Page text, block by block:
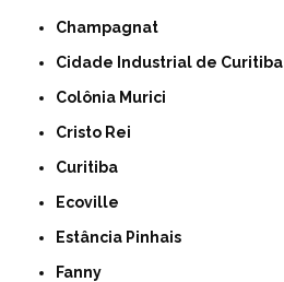
Champagnat
Cidade Industrial de Curitiba
Colônia Murici
Cristo Rei
Curitiba
Ecoville
Estância Pinhais
Fanny